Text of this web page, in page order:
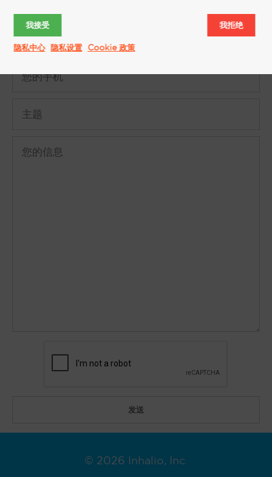
© 2026 Inhalio, Inc.
我接受 我拒绝
隐私中心 隐私设置 Cookie 政策